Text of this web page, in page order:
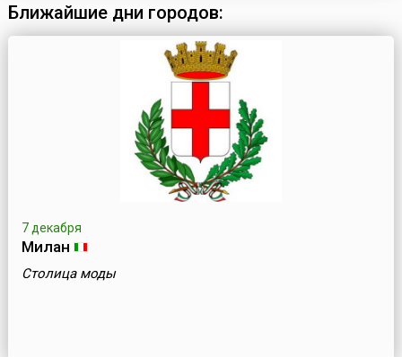
Осиновка, здесь располагался шорский Осиновский улус, что
Ближайшие дни городов:
7 декабря
Милан
Столица моды